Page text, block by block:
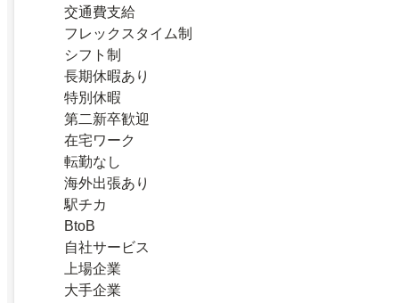
交通費支給
フレックスタイム制
シフト制
長期休暇あり
特別休暇
第二新卒歓迎
在宅ワーク
転勤なし
海外出張あり
駅チカ
BtoB
自社サービス
上場企業
大手企業